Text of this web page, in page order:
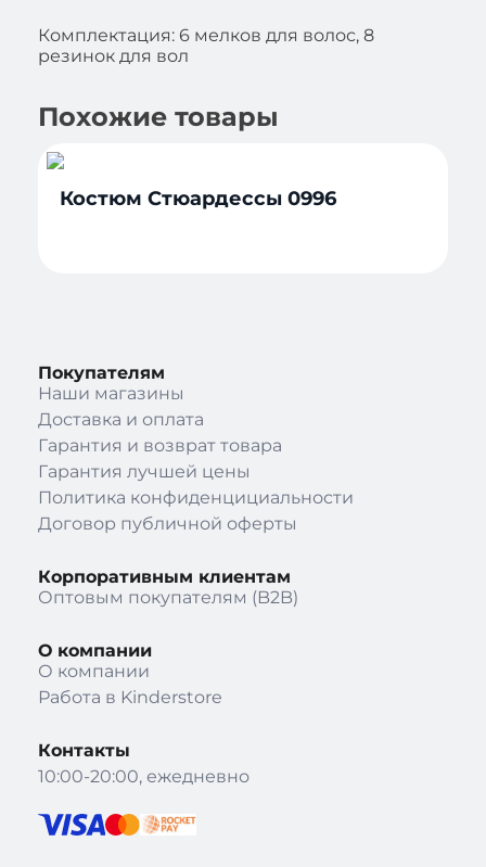
Комплектация: 6 мелков для волос, 8
резинок для вол
Похожие товары
Костюм Стюардессы 0996
Покупателям
Наши магазины
Доставка и оплата
Гарантия и возврат товара
Гарантия лучшей цены
Политика конфиденцициальности
Договор публичной оферты
Корпоративным клиентам
Оптовым покупателям (B2B)
О компании
О компании
Работа в Kinderstore
Контакты
10:00-20:00, ежедневно